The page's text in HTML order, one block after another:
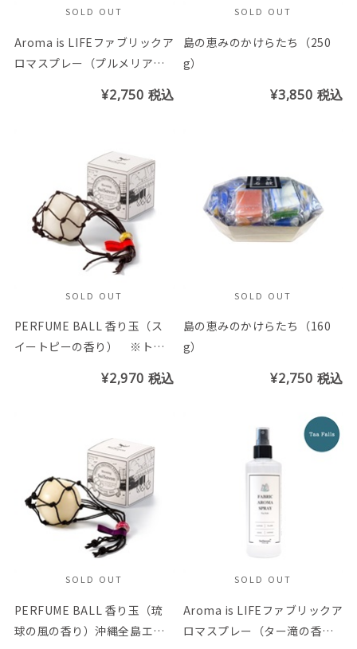
SOLD OUT
Aroma is LIFEファブリックア
ロマスプレー（プルメリア＆
¥2,750 税込
SOLD OUT
島の恵みのかけらたち（250
g）
¥3,850 税込
SOLD OUT
PERFUME BALL 香り玉（ス
イートピーの香り） ※トン
¥2,970 税込
SOLD OUT
島の恵みのかけらたち（160
g）
¥2,750 税込
SOLD OUT
PERFUME BALL 香り玉（琉
球の風の香り）沖縄全島エイ
SOLD OUT
Aroma is LIFEファブリックア
ロマスプレー（ター滝の香